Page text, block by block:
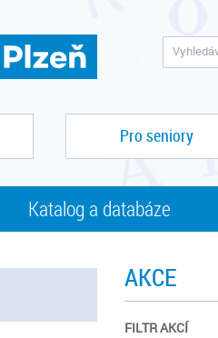
Pro seniory
Katalog a databáze
AKCE
FILTR AKCÍ